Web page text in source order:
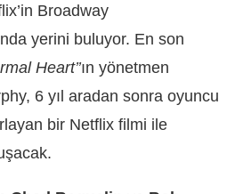
Broadway
yerini buluyor. En son
Heart’’ın yönetmen
6 yıl aradan sonra oyuncu
bir Netflix filmi ile